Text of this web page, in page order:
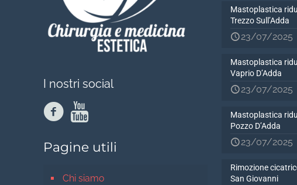
I nostri social
Pagine utili
Chi siamo
Mastoplastica
Trezzo Sull’Adda
23/07/2025
Mastoplastica
Vaprio D’Adda
23/07/2025
Mastoplastica
Pozzo D’Adda
23/07/2025
Rimozione
San Giovanni